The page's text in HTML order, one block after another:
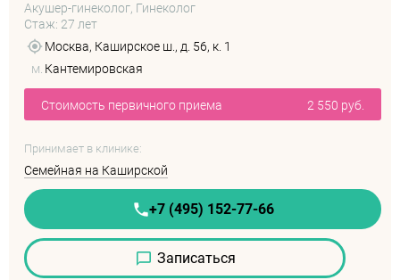
Акушер-гинеколог, Гинеколог
Стаж: 27 лет
Москва, Каширское ш., д. 56, к. 1
м. Кантемировская
Стоимость первичного приема 2 550 руб.
Принимает в клинике:
Семейная на Каширской
+7 (495) 152-77-66
Записаться